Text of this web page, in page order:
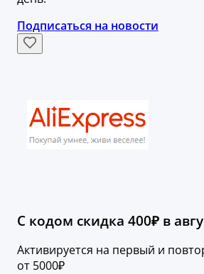
Подписаться на новости
С кодом скидка 400₽ в
Активируется на первый и
от 5000₽